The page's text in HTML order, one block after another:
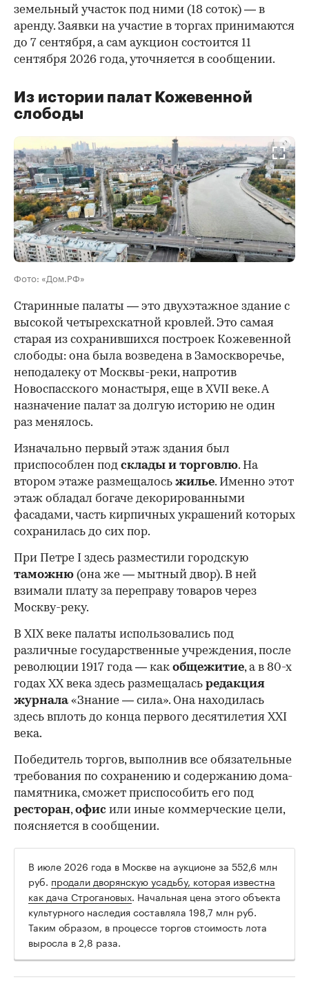
земельный участок под ними (18 соток) — в
аренду. Заявки на участие в торгах принимаются
до 7 сентября, а сам аукцион состоится 11
сентября 2026 года, уточняется в сообщении.
00:00 / 00:00
Из истории палат Кожевенной
слободы
Фото: «Дом.РФ»
Старинные палаты — это двухэтажное здание с
высокой четырехскатной кровлей. Это самая
старая из сохранившихся построек Кожевенной
слободы: она была возведена в Замоскворечье,
неподалеку от Москвы-реки, напротив
Новоспасского монастыря, еще в XVII веке. А
назначение палат за долгую историю не один
раз менялось.
Изначально первый этаж здания был
приспособлен под склады и торговлю. На
втором этаже размещалось жилье. Именно этот
этаж обладал богаче декорированными
фасадами, часть кирпичных украшений которых
сохранилась до сих пор.
При Петре I здесь разместили городскую
таможню (она же — мытный двор). В ней
взимали плату за переправу товаров через
Москву-реку.
В XIX веке палаты использовались под
различные государственные учреждения, после
революции 1917 года — как общежитие, а в 80-х
годах XX века здесь размещалась редакция
журнала«Знание — сила». Она находилась
здесь вплоть до конца первого десятилетия XXI
века.
Победитель торгов, выполнив все обязательные
требования по сохранению и содержанию дома-
памятника, сможет приспособить его под
ресторан,офис или иные коммерческие цели,
поясняется в сообщении.
В июле 2026 года в Москве на аукционе за 552,6 млн
руб. продали дворянскую усадьбу, которая известна
как дача Строгановых. Начальная цена этого объекта
культурного наследия составляла 198,7 млн руб.
Таким образом, в процессе торгов стоимость лота
выросла в 2,8 раза.